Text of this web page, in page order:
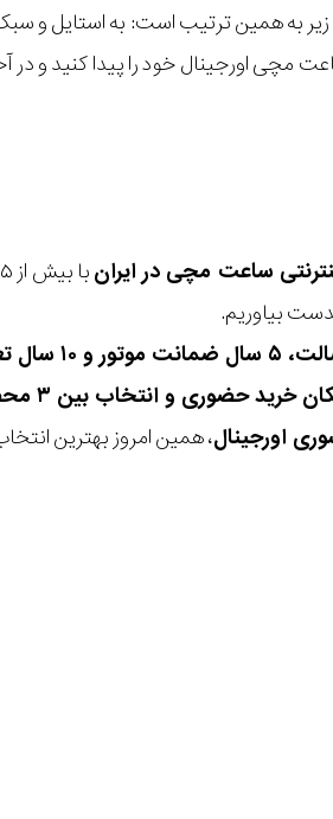
زیر به همین ترتیب است: به
مچی اورجینال خود را پیدا کنید
ساعت مچی در ایران
بیاوریم.
باتری
، همین امروز بهترین